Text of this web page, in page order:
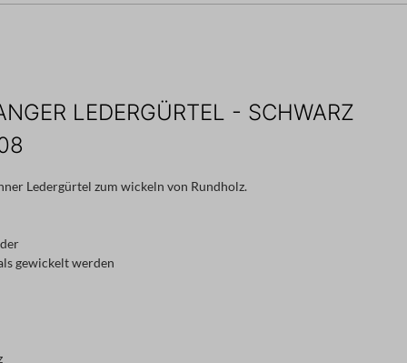
LEDERGÜRTEL - SCHWARZ
Ledergürtel zum wickeln von Rundholz.
gewickelt werden